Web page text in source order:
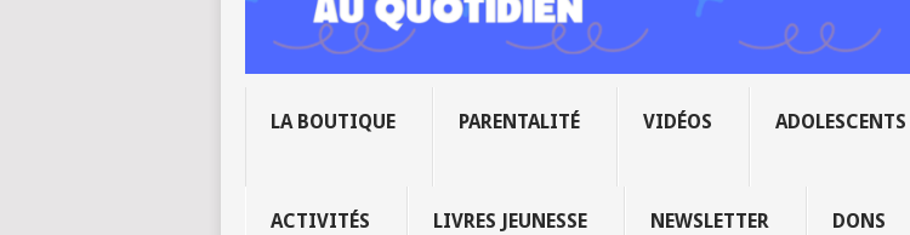
LA BOUTIQUE PARENTALITÉ VIDÉOS ADOLESCENTS
ACTIVITÉS LIVRES JEUNESSE NEWSLETTER DONS